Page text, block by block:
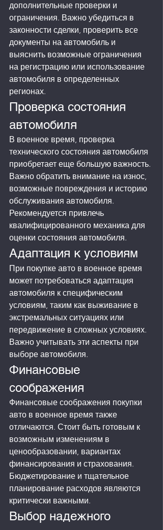
дополнительные проверки и
ограничения. Важно убедиться в
законности сделки, проверить все
документы на автомобиль и
выяснить возможные ограничения
на регистрацию или использование
автомобиля в определенных
регионах.
Проверка состояния
автомобиля
В военное время, проверка
технического состояния автомобиля
приобретает еще большую важность.
Важно обратить внимание на износ,
возможные повреждения и историю
обслуживания автомобиля.
Рекомендуется привлечь
квалифицированного механика для
оценки состояния автомобиля.
Адаптация к условиям
При покупке авто в военное время
может потребоваться адаптация
автомобиля к специфическим
условиям, таким как выживание в
экстремальных ситуациях или
передвижение в сложных условиях.
Важно учитывать эти аспекты при
выборе автомобиля.
Финансовые
соображения
Финансовые соображения покупки
авто в военное время также
отличаются. Стоит быть готовым к
возможным изменениям в
ценообразовании, вариантах
финансирования и страхования.
Бюджетирование и тщательное
планирование расходов являются
критически важными.
Выбор надежного